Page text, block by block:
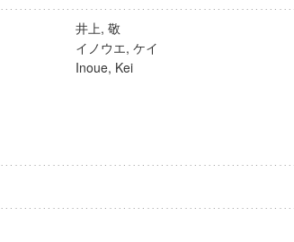
井上, 敬
イノウエ, ケイ
Inoue, Kei